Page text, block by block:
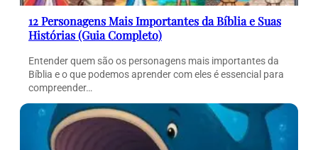
12 Personagens Mais Importantes da Bíblia e Suas
Histórias (Guia Completo)
Entender quem são os personagens mais importantes da
Bíblia e o que podemos aprender com eles é essencial para
compreender…